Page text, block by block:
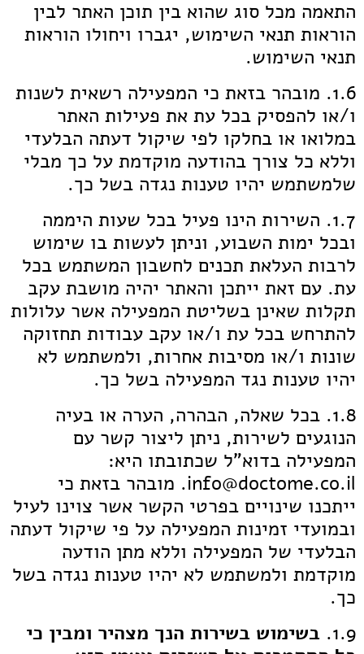
התאמה מכל סוג שהוא בין תוכן האתר לבין
הוראות תנאי השימוש, יגברו ויחולו הוראות
תנאי השימוש.
1.6. מובהר בזאת כי המפעילה רשאית לשנות
ו/או להפסיק בכל עת את פעילות האתר
במלואו או בחלקו לפי שיקול דעתה הבלעדי
וללא כל צורך בהודעה מוקדמת על כך מבלי
שלמשתמש יהיו טענות נגדה בשל כך.
1.7. השירות הינו פעיל בכל שעות היממה
ובכל ימות השבוע, וניתן לעשות בו שימוש
לרבות העלאת תכנים לחשבון המשתמש בכל
עת. עם זאת ייתכן והאתר יהיה מושבת עקב
תקלות שאינן בשליטת המפעילה אשר עלולות
להתרחש בכל עת ו/או עקב עבודות תחזוקה
שונות ו/או מסיבות אחרות, ולמשתמש לא
יהיו טענות נגד המפעילה בשל כך.
1.8. בכל שאלה, הבהרה, הערה או בעיה
הנוגעים לשירות, ניתן ליצור קשר עם
המפעילה בדוא"ל שכתובתו היא:
info@doctome.co.il. מובהר בזאת כי
ייתכנו שינויים בפרטי הקשר אשר צוינו לעיל
ובמועדי זמינות המפעילה על פי שיקול דעתה
הבלעדי של המפעילה וללא מתן הודעה
מוקדמת ולמשתמש לא יהיו טענות נגדה בשל
כך.
1.9. בשימוש בשירות הנך מצהיר ומבין כי